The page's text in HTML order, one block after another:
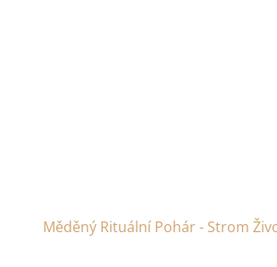
Měděný Rituální Pohár - Strom